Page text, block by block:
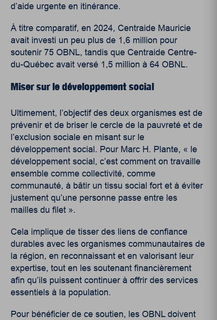
d’aide urgente en itinérance.
À titre comparatif, en 2024, Centraide Mauricie
avait investi un peu plus de 1,6 million pour
soutenir 75 OBNL, tandis que Centraide Centre-
du-Québec avait versé 1,5 million à 64 OBNL.
Miser sur le développement social
Ultimement, l’objectif des deux organismes est de
prévenir et de briser le cercle de la pauvreté et de
l’exclusion sociale en misant sur le
développement social. Pour Marc H. Plante, « le
développement social, c’est comment on travaille
ensemble comme collectivité, comme
communauté, à bâtir un tissu social fort et à éviter
justement qu’une personne passe entre les
mailles du filet ».
Cela implique de tisser des liens de confiance
durables avec les organismes communautaires de
la région, en reconnaissant et en valorisant leur
expertise, tout en les soutenant financièrement
afin qu’ils puissent continuer à offrir des services
essentiels à la population.
Pour bénéficier de ce soutien, les OBNL doivent